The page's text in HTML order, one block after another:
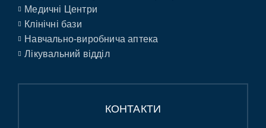
Медичні Центри
Клінічні бази
Навчально-виробнича аптека
Лікувальний відділ
КОНТАКТИ